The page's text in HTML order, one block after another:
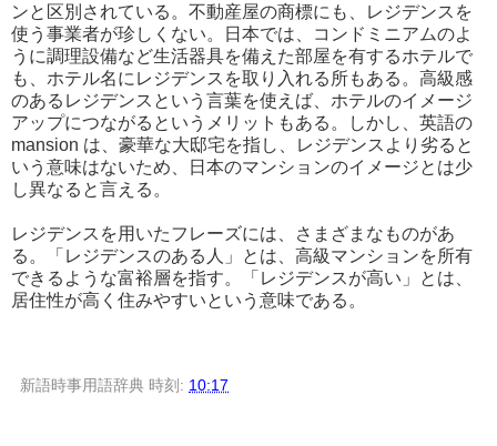
ンと区別されている。不動産屋の商標にも、レジデンスを
使う事業者が珍しくない。日本では、コンドミニアムのよ
うに調理設備など生活器具を備えた部屋を有するホテルで
も、ホテル名にレジデンスを取り入れる所もある。高級感
のあるレジデンスという言葉を使えば、ホテルのイメージ
アップにつながるというメリットもある。しかし、英語の
mansion は、豪華な大邸宅を指し、レジデンスより劣ると
いう意味はないため、日本のマンションのイメージとは少
し異なると言える。
レジデンスを用いたフレーズには、さまざまなものがあ
る。「レジデンスのある人」とは、高級マンションを所有
できるような富裕層を指す。「レジデンスが高い」とは、
居住性が高く住みやすいという意味である。
新語時事用語辞典 時刻: 10:17